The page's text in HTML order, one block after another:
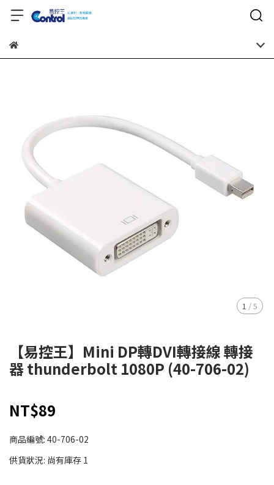
1 /5
【易控王】Mini DP轉DVI轉接線 轉接
器 thunderbolt 1080P (40-706-02)
NT$89
商品編號: 40-706-02
供貨狀況: 尚有庫存 1